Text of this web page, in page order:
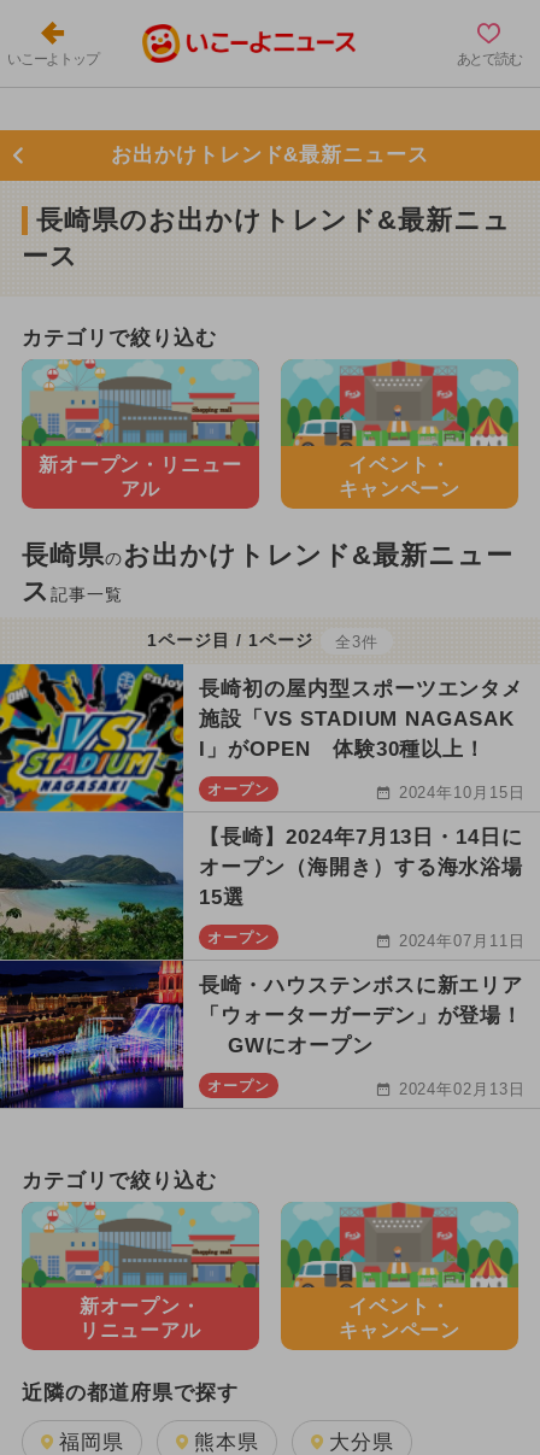
いこーよトップ あとで読む
お出かけトレンド&最新ニュース
長崎県のお出かけトレンド&最新ニュ
ース
カテゴリで絞り込む
新オープン・ リニュー
アル
イベント・
キャンペーン
長崎県のお出かけトレンド&最新ニュー
ス 記事一覧
1ページ目 / 1ページ 全3件
長崎初の屋内型スポーツエンタメ
施設「VS STADIUM NAGASAK
I」がOPEN 体験30種以上！
オープン 2024年10月15日
【長崎】2024年7月13日・14日に
オープン（海開き）する海水浴場
15選
オープン 2024年07月11日
長崎・ハウステンボスに新エリア
「ウォーターガーデン」が登場！
GWにオープン
オープン 2024年02月13日
カテゴリで絞り込む
新オープン・
リニューアル
イベント・
キャンペーン
近隣の都道府県で探す
福岡県 熊本県 大分県